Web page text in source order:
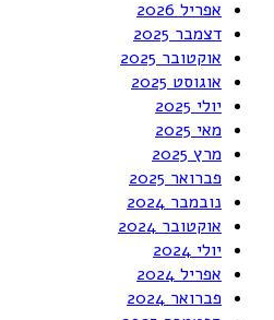
אפריל 2026
דצמבר 2025
אוקטובר 2025
אוגוסט 2025
יולי 2025
מאי 2025
מרץ 2025
פברואר 2025
נובמבר 2024
אוקטובר 2024
יולי 2024
אפריל 2024
פברואר 2024